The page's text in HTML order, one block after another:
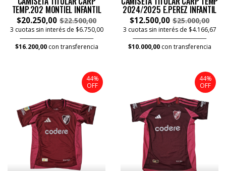
TEMP.202 MONTIEL INFANTIL
$20.250,00 $22.500,00
3 cuotas sin interés de $6.750,00
$16.200,00con transferencia
2024/2025 E.PEREZ INFANTIL
$12.500,00 $25.000,00
3 cuotas sin interés de $4.166,67
$10.000,00con transferencia
44%
OFF
44%
OFF